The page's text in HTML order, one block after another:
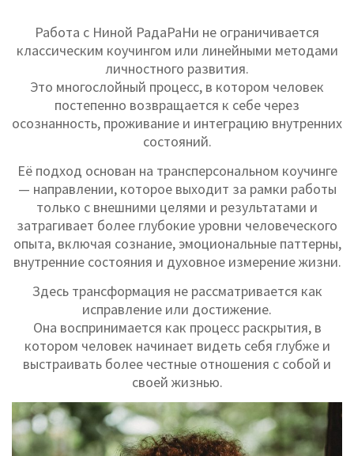
Работа с Ниной РадаРаНи не ограничивается
классическим коучингом или линейными методами
личностного развития.
Это многослойный процесс, в котором человек
постепенно возвращается к себе через
осознанность, проживание и интеграцию внутренних
состояний.
Её подход основан на трансперсональном коучинге
— направлении, которое выходит за рамки работы
только с внешними целями и результатами и
затрагивает более глубокие уровни человеческого
опыта, включая сознание, эмоциональные паттерны,
внутренние состояния и духовное измерение жизни.
Здесь трансформация не рассматривается как
исправление или достижение.
Она воспринимается как процесс раскрытия, в
котором человек начинает видеть себя глубже и
выстраивать более честные отношения с собой и
своей жизнью.